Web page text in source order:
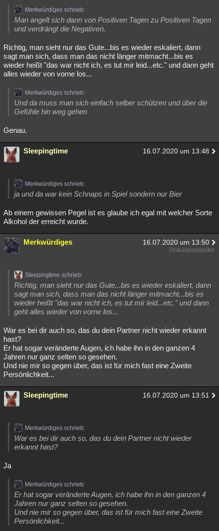
Merkwürdiges schrieb:
Man angelt sich dann von Positiven Tagen zu Positiven Tagen
und verdrängt die Negativen.
Richtig, man sieht nur das Gute...bis es wieder eskaliert, dann
sagt man sich, dass man das nicht länger mitmacht...bis es
wieder heißt "das war nicht ich, es tut mir leid...etc." und dann geht
alles wieder von vorne los...
Merkwürdiges schrieb:
Und da muss man sich einfach selber schützen und über die
Gefühle hin weg gehen
Genau.
Sleepingtime 16.07.2020 um 13:48
Merkwürdiges schrieb:
ja und da war kein Schnaps in Spiel sondern nur Bier
Ab einem gewissen Pegel ist es glaube ich egal mit welcher Sorte
Alkohol der erreicht wurde.
Merkwürdiges 16.07.2020 um 13:50
Diskussionsleiter
Sleepingtime schrieb:
Richtig, man sieht nur das Gute...bis es wieder eskaliert, dann
sagt man sich, dass man das nicht länger mitmacht...bis es
wieder heißt "das war nicht ich, es tut mir leid...etc." und dann
geht alles wieder von vorne los...
War es bei dir auch so, das du dein Partner nicht wieder erkannt
hast?
Er hat sogar veränderte Augen, ich habe ihn in den ganzen 4
Jahren nur ganz selten so gesehen.
Und nie mir so gegen über, das ist für mich fast eine Zweite
Persönlichkeit...
Sleepingtime 16.07.2020 um 13:51
Merkwürdiges schrieb:
War es bei dir auch so, das du dein Partner nicht wieder
erkannt hast?
Ja
Merkwürdiges schrieb:
Er hat sogar veränderte Augen, ich habe ihn in den ganzen 4
Jahren nur ganz selten so gesehen.
Und nie mir so gegen über, das ist für mich fast eine Zweite
Persönlichkeit...